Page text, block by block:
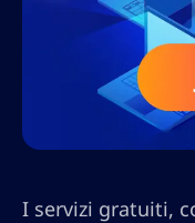
I servizi gratuiti,